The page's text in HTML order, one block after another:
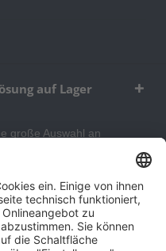
auf Lager
große Auswahl an
Absturzsicherungen und
und sichern
bevorraten wir ein großes
innerhalb von 48 Stunden